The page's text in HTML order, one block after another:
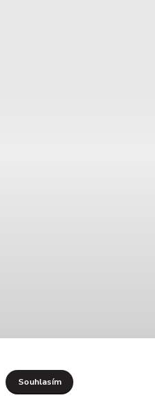
Neváhejte se zeptat:
Souhlasím